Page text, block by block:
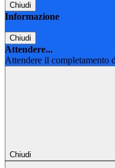
Chiudi
Informazione
Chiudi
Attendere...
Attendere il completamento
Chiudi